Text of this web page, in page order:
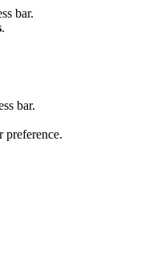
bar.
.
bar.
preference.